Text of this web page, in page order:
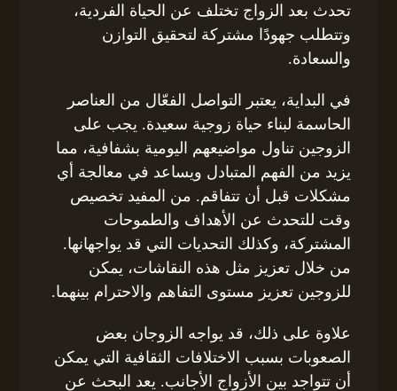
تحدث بعد الزواج تختلف عن الحياة الفردية،
وتتطلب جهودًا مشتركة لتحقيق التوازن
والسعادة.
في البداية، يعتبر التواصل الفعّال من العناصر
الحاسمة لبناء حياة زوجية سعيدة. يجب على
الزوجين تناول مواضيعهم اليومية بشفافية، مما
يزيد من الفهم المتبادل ويساعد في معالجة أي
مشكلات قبل أن تتفاقم. من المفيد تخصيص
وقت للتحدث عن الأهداف والطموحات
المشتركة، وكذلك التحديات التي قد يواجهانها.
من خلال تعزيز مثل هذه النقاشات، يمكن
للزوجين تعزيز مستوى التفاهم والاحترام بينهما.
علاوة على ذلك، قد يواجه الزوجان بعض
الصعوبات بسبب الاختلافات الثقافية التي يمكن
أن تتواجد بين الأزواج الأجانب. يعد البحث عن